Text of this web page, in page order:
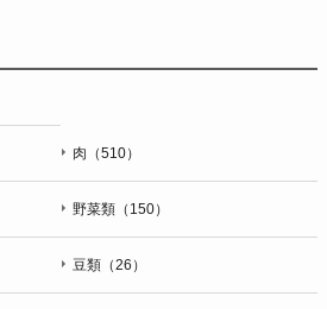
肉（510）
野菜類（150）
豆類（26）